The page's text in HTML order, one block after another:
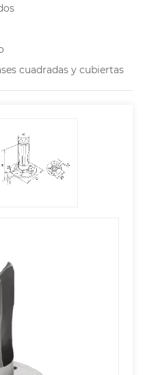
cuadradas y cubiertas